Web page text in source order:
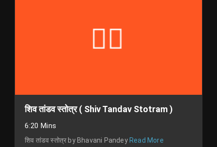
शिव तांडव स्तोत्र ( Shiv Tandav Stotram )
6:20 Mins
शिव तांडव स्तोत्र by Bhavani Pandey Read More